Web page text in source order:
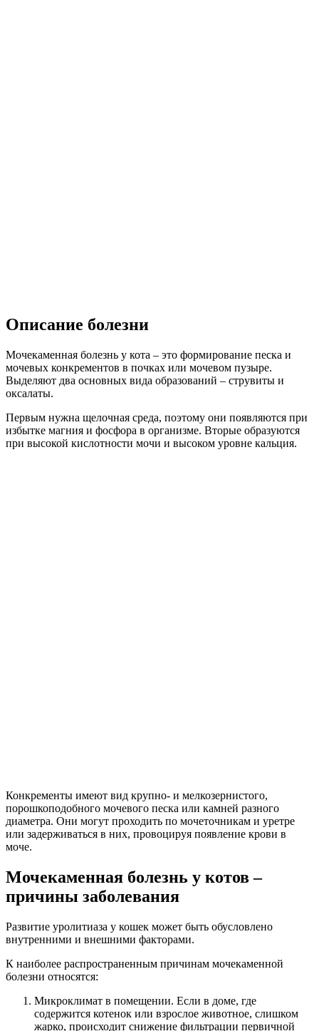
Описание болезни
Мочекаменная болезнь у кота – это формирование песка и
мочевых конкрементов в почках или мочевом пузыре.
Выделяют два основных вида образований – струвиты и
оксалаты.
Первым нужна щелочная среда, поэтому они появляются при
избытке магния и фосфора в организме. Вторые образуются
при высокой кислотности мочи и высоком уровне кальция.
Конкременты имеют вид крупно- и мелкозернистого,
порошкоподобного мочевого песка или камней разного
диаметра. Они могут проходить по мочеточникам и уретре
или задерживаться в них, провоцируя появление крови в
моче.
Мочекаменная болезнь у котов –
причины заболевания
Развитие уролитиаза у кошек может быть обусловлено
внутренними и внешними факторами.
К наиболее распространенным причинам мочекаменной
болезни относятся:
Микроклимат в помещении. Если в доме, где
содержится котенок или взрослое животное, слишком
жарко, происходит снижение фильтрации первичной